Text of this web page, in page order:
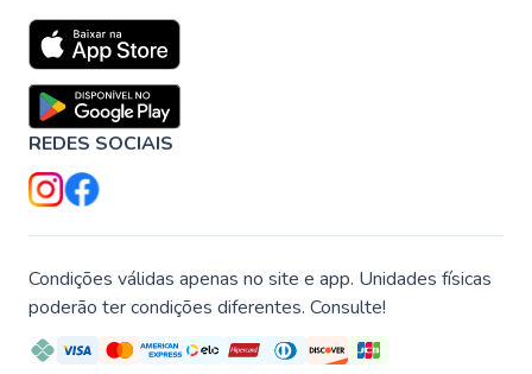
REDES SOCIAIS
Condições válidas apenas no site e app. Unidades físicas
poderão ter condições diferentes. Consulte!